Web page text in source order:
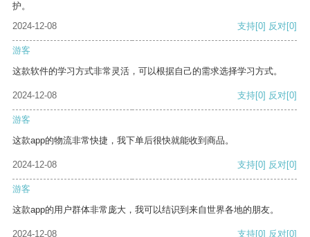
护。
2024-12-08
支持[0] 反对[0]
游客
这款软件的学习方式非常灵活，可以根据自己的需求选择学习方式。
2024-12-08 支持[0] 反对[0]
游客
这款app的物流非常快捷，我下单后很快就能收到商品。
2024-12-08 支持[0] 反对[0]
游客
这款app的用户群体非常庞大，我可以结识到来自世界各地的朋友。
2024-12-08 支持[0] 反对[0]